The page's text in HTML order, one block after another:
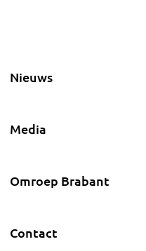
Nieuws
Media
Omroep Brabant
Contact